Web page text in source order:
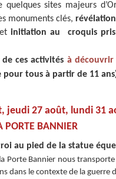
quelques sites majeurs
monuments clés,
etinitiation au croquis
de ces activités à
tous à partir de 11
jeudi 27 août, lundi 31
PORTE BANNIER
au pied de la statue
Porte Bannier nous transporte
dans le contexte de la guerre